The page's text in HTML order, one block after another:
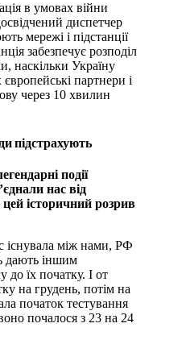
в умовах війни
диспетчер
мережі і підстанції
забезпечує розподіл
наскільки Україну
партнери і
через 10 хвилин
підстрахують
події
нас від
історичний розрив
існувала між нами, РФ
дають іншим
до їх початку. І от
на грудень, потім на
початок тестування
почалося з 23 на 24